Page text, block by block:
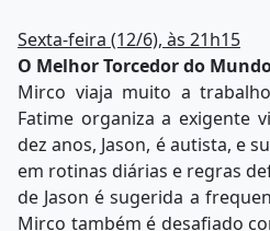
Sexta-feira (12/6), às 21h15
O Melhor Torcedor do
Mirco viaja muito a
Fatime organiza a exigente
dez anos, Jason, é autista, e
em rotinas diárias e regras
de Jason é sugerida a
Mirco também é desafiado